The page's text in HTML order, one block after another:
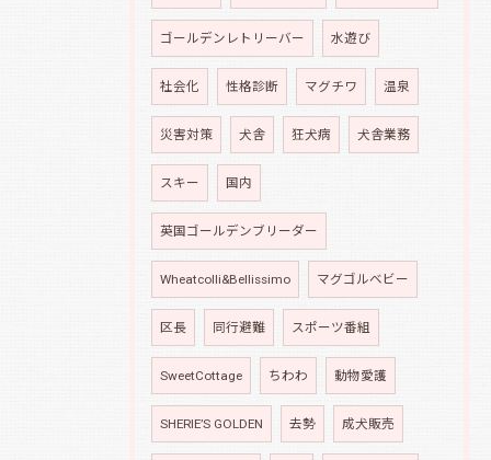
ゴールデンレトリーバー 水遊び
社会化 性格診断 マグチワ 温泉
災害対策 犬舎 狂犬病 犬舎業務
スキー 国内
英国ゴールデンブリーダー
Wheatcolli&Bellissimo マグゴルベビー
区長 同行避難 スポーツ番組
SweetCottage ちわわ 動物愛護
SHERIE’S GOLDEN 去勢 成犬販売